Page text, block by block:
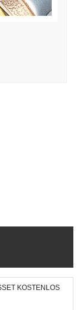
KOSTENLOS